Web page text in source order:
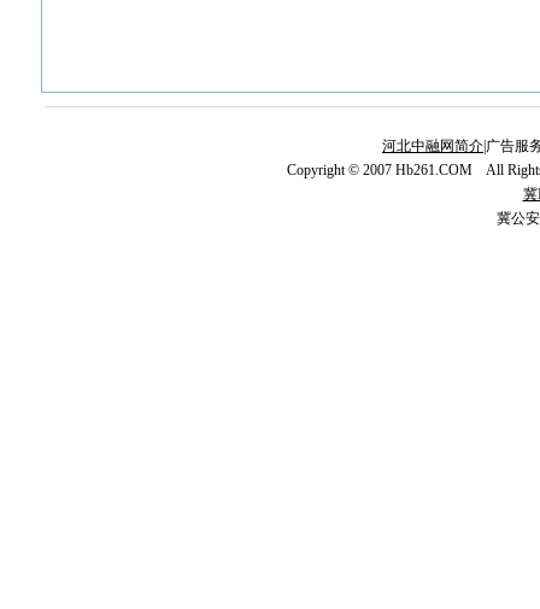
河北中融网简介 |广告服
Copyright © 2007 Hb261.COM All
冀
冀公